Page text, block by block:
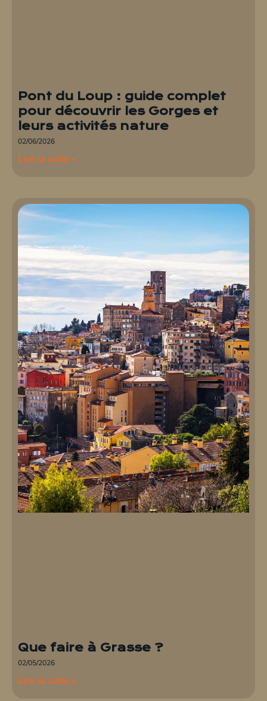
Pont du Loup : guide complet
pour découvrir les Gorges et
leurs activités nature
02/06/2026
Lire la suite »
Que faire à Grasse ?
02/05/2026
Lire la suite »